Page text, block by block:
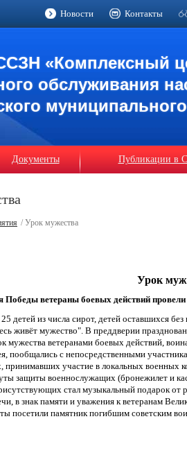
Новости Контакты
«Комплексный
обслуживания
муниципального
Документы Публикации в
/ Урок мужества
Урок
Победы ветераны боевых действий
детей из числа сирот, детей оставшихся
живёт мужество". В преддверии
мужества ветеранами боевых действий,
пообщались с непосредственными
принимавших участие в локальных военных
защиты военнослужащих (бронежилет и
стал музыкальный подарок от
в знак памяти и уважения к ветеранам
посетили памятник погибшим советским